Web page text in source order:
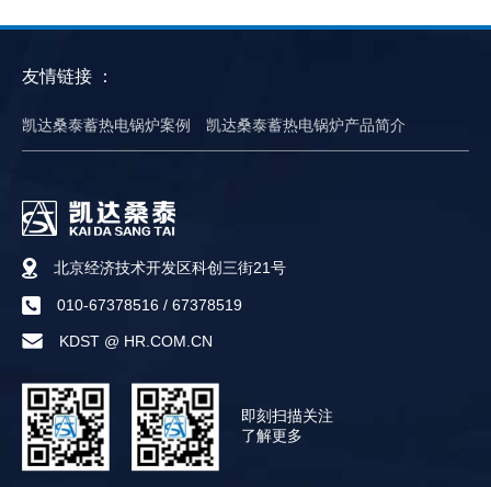
友情链接 ：
凯达桑泰蓄热电锅炉案例 凯达桑泰蓄热电锅炉产品简介
北京经济技术开发区科创三街21号
010-67378516 / 67378519
KDST @ HR.COM.CN
即刻扫描关注
了解更多